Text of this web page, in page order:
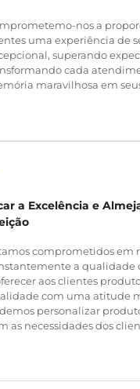
nos a
uma experiência de
superando
cada
maravilhosa em
a Excelência e
comprometidos em
a qualidade
aos clientes
com uma atitude
personalizar
as necessidades dos